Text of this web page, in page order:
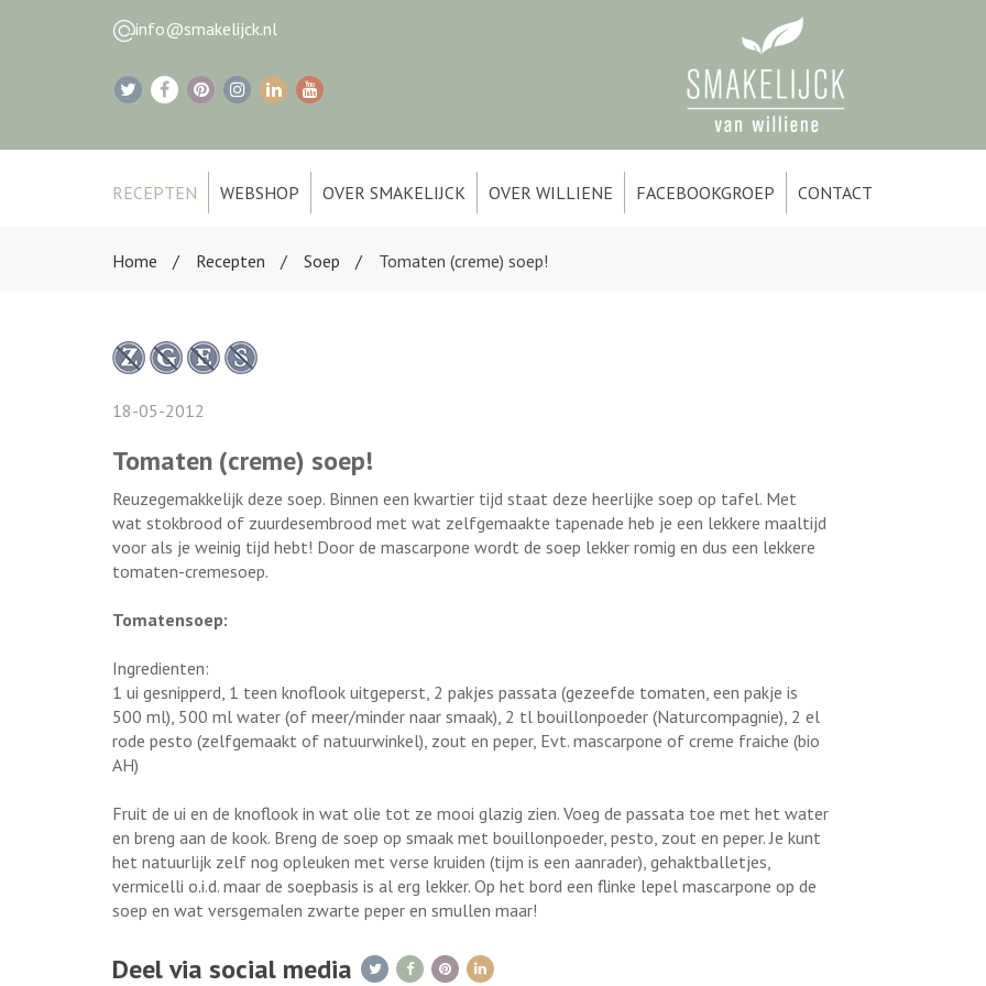
info@smakelijck.nl
RECEPTEN WEBSHOP OVER SMAKELIJCK OVER WILLIENE FACEBOOKGROEP CONTACT
Home Recepten Soep Tomaten (creme) soep!
18-05-2012
Tomaten (creme) soep!
Reuzegemakkelijk deze soep. Binnen een kwartier tijd staat deze heerlijke soep op tafel. Met
wat stokbrood of zuurdesembrood met wat zelfgemaakte tapenade heb je een lekkere maaltijd
voor als je weinig tijd hebt! Door de mascarpone wordt de soep lekker romig en dus een lekkere
tomaten-cremesoep.
Tomatensoep:
Ingredienten:
1 ui gesnipperd, 1 teen knoflook uitgeperst, 2 pakjes passata (gezeefde tomaten, een pakje is
500 ml), 500 ml water (of meer/minder naar smaak), 2 tl bouillonpoeder (Naturcompagnie), 2 el
rode pesto (zelfgemaakt of natuurwinkel), zout en peper, Evt. mascarpone of creme fraiche (bio
AH)
Fruit de ui en de knoflook in wat olie tot ze mooi glazig zien. Voeg de passata toe met het water
en breng aan de kook. Breng de soep op smaak met bouillonpoeder, pesto, zout en peper. Je kunt
het natuurlijk zelf nog opleuken met verse kruiden (tijm is een aanrader), gehaktballetjes,
vermicelli o.i.d. maar de soepbasis is al erg lekker. Op het bord een flinke lepel mascarpone op de
soep en wat versgemalen zwarte peper en smullen maar!
Deel via social media